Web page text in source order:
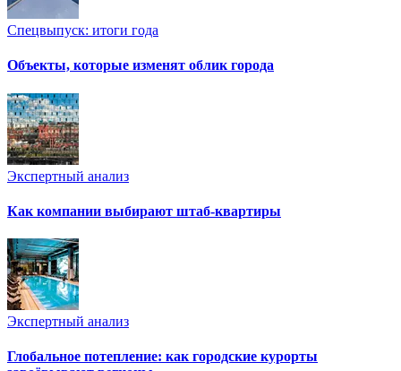
Спецвыпуск: итоги года
Объекты, которые изменят облик города
Экспертный анализ
Как компании выбирают штаб-квартиры
Экспертный анализ
Глобальное потепление: как городские курорты